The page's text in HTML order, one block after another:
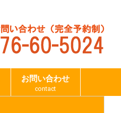
お問い合わせ
contact